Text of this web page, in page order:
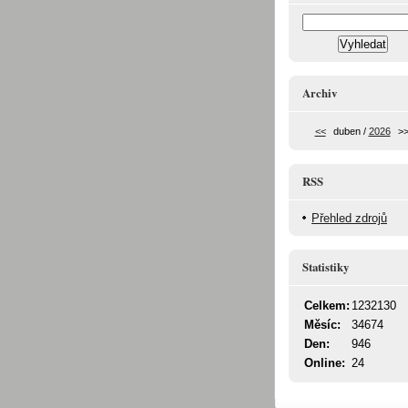
Archiv
<< duben / 2026 >>
RSS
Přehled zdrojů
Statistiky
Online: 24
Celkem: 1232130
Měsíc:
34674
Den:
946